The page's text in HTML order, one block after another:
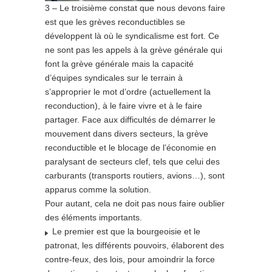
3 – Le troisième constat que nous devons faire
est que les grèves reconductibles se
développent là où le syndicalisme est fort. Ce
ne sont pas les appels à la grève générale qui
font la grève générale mais la capacité
d’équipes syndicales sur le terrain à
s’approprier le mot d’ordre (actuellement la
reconduction), à le faire vivre et à le faire
partager. Face aux difficultés de démarrer le
mouvement dans divers secteurs, la grève
reconductible et le blocage de l’économie en
paralysant de secteurs clef, tels que celui des
carburants (transports routiers, avions…), sont
apparus comme la solution.
Pour autant, cela ne doit pas nous faire oublier
des éléments importants.
Le premier est que la bourgeoisie et le
patronat, les différents pouvoirs, élaborent des
contre-feux, des lois, pour amoindrir la force